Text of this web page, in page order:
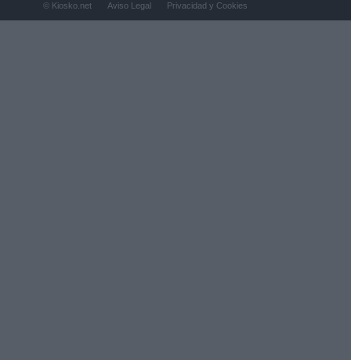
© Kiosko.net Aviso Legal Privacidad y Cookies